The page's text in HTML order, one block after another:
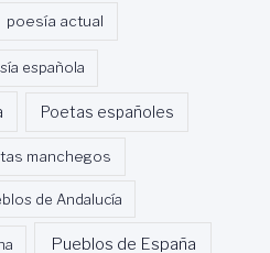
poesía actual
española
Poetas españoles
manchegos
de Andalucía
Pueblos de España